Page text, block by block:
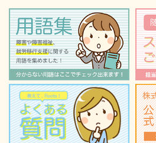
ウ
ィ
ン
ド
ウ
で
開
き
ま
す)
て
く
だ
さ
い
(新
し
い
ウ
ィ
ン
ド
ウ
で
開
き
ま
す)